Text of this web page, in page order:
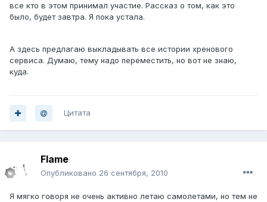
все кто в этом принимал участие. Рассказ о том, как это
было, будет завтра. Я пока устала.
А здесь предлагаю выкладывать все истории хренового
сервиса. Думаю, тему надо переместить, но вот не знаю,
куда.
Цитата
Flame
Опубликовано 26 сентября, 2010
Я мягко говоря не очень активно летаю самолетами, но тем не